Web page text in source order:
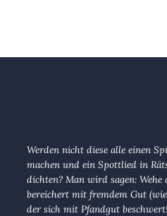
Werden nicht diese alle einen
machen und ein Spottlied in
dichten? Man wird sagen: Wehe
bereichert mit fremdem Gut
der sich mit Pfandgut beschwert!